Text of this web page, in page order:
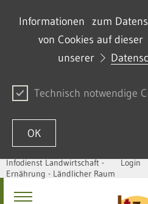
Informationen zum
von Cookies auf
unserer
Technisch notwendige
OK
Zum Inhalt springen
Infodienst Landwirtschaft -
Ernährung - Ländlicher Raum
Login